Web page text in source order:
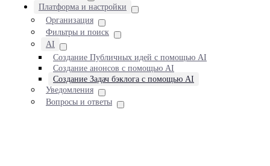
Платформа и настройки
Организация
Фильтры и поиск
AI
Создание Публичных идей с помощью AI
Создание анонсов с помощью AI
Создание Задач бэклога с помощью AI
Уведомления
Вопросы и ответы